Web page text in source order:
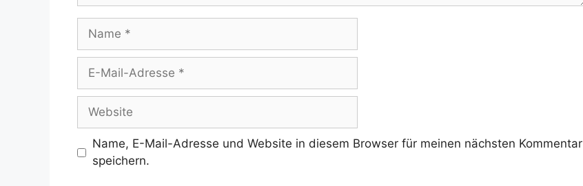
Name
Adresse
Website
Name, E-Mail-Adresse und Website in diesem Browser für meinen nächsten Kommentar
speichern.